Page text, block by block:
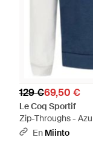
129 €69,50 €
Le Coq Sportif
Zip-Throughs -
En Miinto